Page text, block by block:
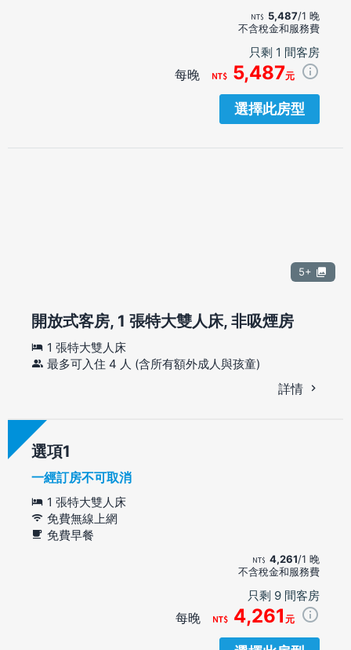
5,487/1 晚
不含稅金和服務費
只剩 1 間客房
每晚 5,487元
選擇此房型
5+
開放式客房, 1 張特大雙人床, 非吸煙房
1 張特大雙人床
最多可入住 4 人 (含所有額外成人與孩童)
詳情
選項
一經訂房不可取消
1 張特大雙人床
免費無線上網
免費早餐
4,261/1 晚
不含稅金和服務費
只剩 9 間客房
每晚 4,261 元